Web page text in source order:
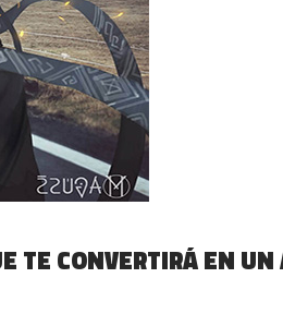
TE CONVERTIRÁ EN